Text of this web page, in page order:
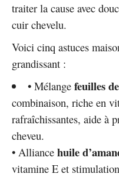
traiter la cause avec
cuir chevelu.
Voici cinq astuces
grandissant :
• Mélange feuilles
combinaison, riche en
rafraîchissantes, aide à
cheveu.
• Alliance huile
vitamine E et